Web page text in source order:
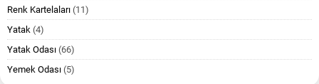
Renk Kartelaları (11)
Yatak (4)
Yatak Odası (66)
Yemek Odası (5)